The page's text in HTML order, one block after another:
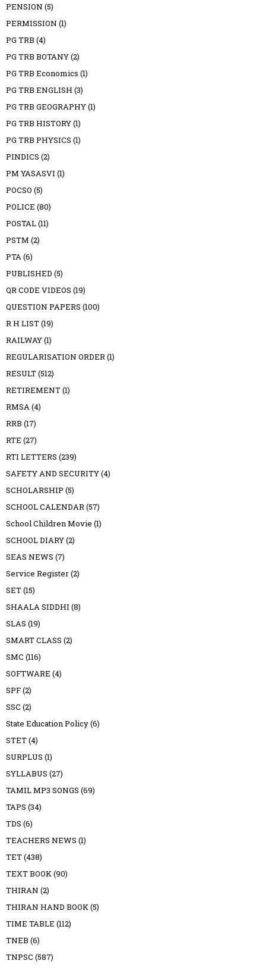
PENSION (5)
PERMISSION (1)
PG TRB (4)
PG TRB BOTANY(2)
PG TRB Economics (1)
PG TRB ENGLISH (3)
PG TRB GEOGRAPHY(1)
PG TRB HISTORY(1)
PG TRB PHYSICS (1)
PINDICS (2)
PM YASASVI (1)
POCSO (5)
POLICE (80)
POSTAL(11)
PSTM (2)
PTA(6)
PUBLISHED (5)
QR CODE VIDEOS (19)
QUESTION PAPERS (100)
R H LIST(19)
RAILWAY(1)
REGULARISATION ORDER(1)
RESULT(512)
RETIREMENT(1)
RMSA(4)
RRB (17)
RTE (27)
RTI LETTERS (239)
SAFETY AND SECURITY(4)
SCHOLARSHIP (5)
SCHOOL CALENDAR(57)
School Children Movie (1)
SCHOOL DIARY(2)
SEAS NEWS (7)
Service Register(2)
SET(15)
SHAALA SIDDHI (8)
SLAS (19)
SMART CLASS (2)
SMC (116)
SOFTWARE (4)
SPF(2)
SSC (2)
State Education Policy(6)
STET(4)
SURPLUS (1)
SYLLABUS (27)
TAMIL MP3 SONGS (69)
TAPS (34)
TDS (6)
TEACHERS NEWS (1)
TET(438)
TEXT BOOK(90)
THIRAN (2)
THIRAN HAND BOOK(5)
TIME TABLE (112)
TNEB (6)
TNPSC (587)